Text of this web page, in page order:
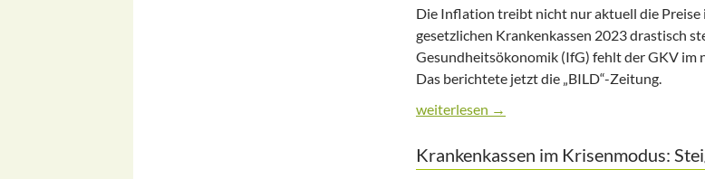
Die Inflation treibt nicht nur aktuell die Preise
gesetzlichen Krankenkassen 2023 drastisch
Gesundheitsökonomik (IfG) fehlt der GKV im
Das berichtete jetzt die „BILD“-Zeitung.
Inflation: Explosion der
weiterlesen →
Krankenkassen im Krisenmodus: